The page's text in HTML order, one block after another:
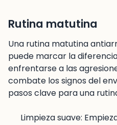
Rutina matutina
Una rutina matutina
puede marcar la
enfrentarse a las
combate los signos del
pasos clave para una
Limpieza suave: